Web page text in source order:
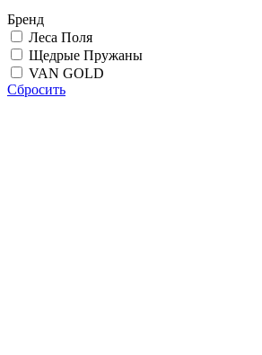
Бренд
Леса Поля
Щедрые Пружаны
VAN GOLD
Сбросить